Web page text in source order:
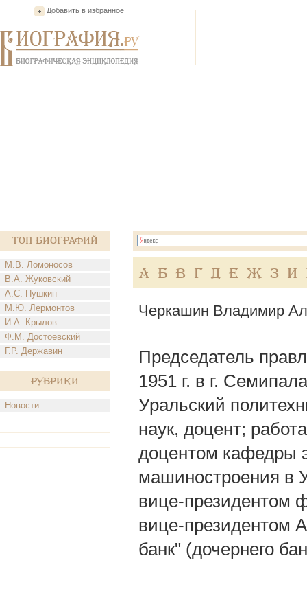
Добавить в избранное
Топ Биографий
М.В. Ломоносов
В.А. Жуковский
А.С. Пушкин
М.Ю. Лермонтов
И.А. Крылов
Ф.М. Достоевский
Г.Р. Державин
Рубрики
Новости
А Б В Г Д Е Ж З И
Черкашин Владимир
Председатель
1951 г. в г.
Уральский
наук, доцент;
доцентом кафедры
машиностроения в
вице-президентом
вице-президентом
банк" (дочернего